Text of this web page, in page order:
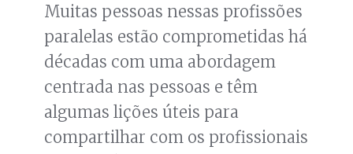
Muitas pessoas nessas profissões
paralelas estão comprometidas há
décadas com uma abordagem
centrada nas pessoas e têm
algumas lições úteis para
compartilhar com os profissionais